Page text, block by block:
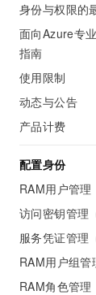
身份与权限的
面向Azure专
指南
使用限制
动态与公告
产品计费
配置身份
RAM用户管理
访问密钥管理
服务凭证管理
RAM用户组管
RAM角色管理